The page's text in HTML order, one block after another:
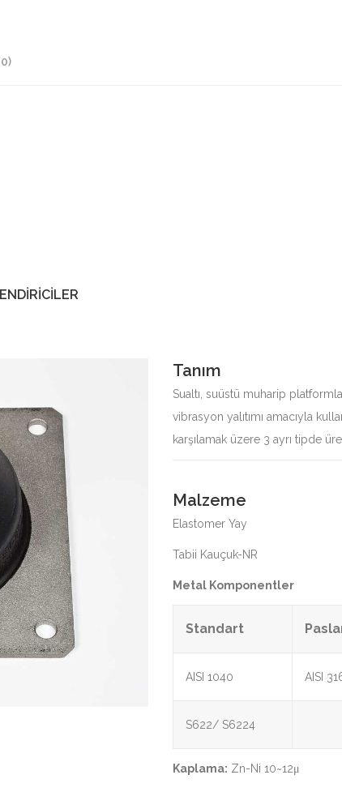
Tanım
Sualtı, suüstü muharip
vibrasyon yalıtımı amacıyla
karşılamak üzere 3 ayrı tipde
Malzeme
Elastomer Yay
Tabii Kauçuk-NR
Metal Komponentler
Standart
AISI 1040 AISI
S622/ S6224
Kaplama: Zn-Ni 10~12μ